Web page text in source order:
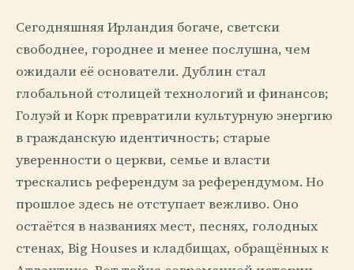
Сегодняшняя Ирландия богаче, светски
свободнее, городнее и менее послушна, чем
ожидали её основатели. Дублин стал
глобальной столицей технологий и финансов;
Голуэй и Корк превратили культурную энергию
в гражданскую идентичность; старые
уверенности о церкви, семье и власти
трескались референдум за референдумом. Но
прошлое здесь не отступает вежливо. Оно
остаётся в названиях мест, песнях, голодных
стенах, Big Houses и кладбищах, обращённых к